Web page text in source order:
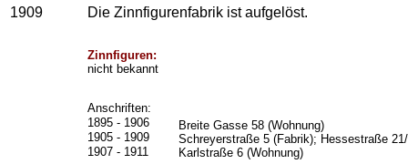
1909 Die Zinnfigurenfabrik ist aufgelöst.
Zinnfiguren:
nicht bekannt
Anschriften:
1895 - 1906
1905 - 1909
1907 - 1911
Breite Gasse 58 (Wohnung)
Schreyerstraße 5 (Fabrik); Hessestraße
Karlstraße 6 (Wohnung)